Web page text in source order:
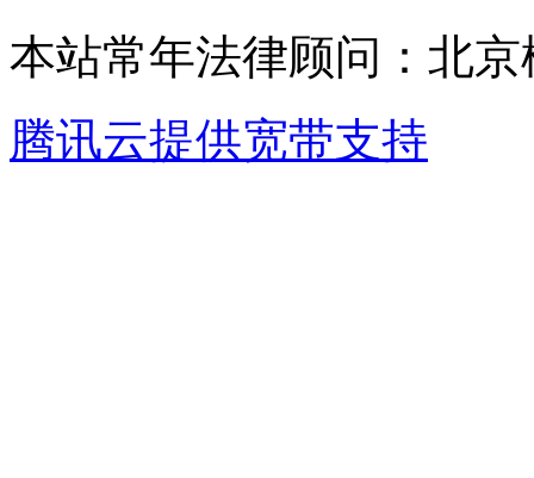
本站常年法律顾问：北
腾讯云提供宽带支持